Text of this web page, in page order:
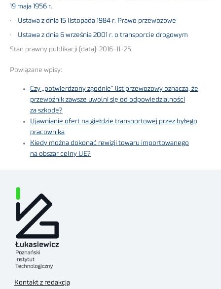
19 maja 1956 r.
• Ustawa z dnia 15 listopada 1984 r. Prawo przewozowe
• Ustawa z dnia 6 września 2001 r. o transporcie drogowym
Stan prawny publikacji (data): 2016-11-25
Powiązane wpisy:
Czy „potwierdzony zgodnie” list przewozowy oznacza, że
przewoźnik zawsze uwolni się od odpowiedzialności
za szkodę?
Ujawnianie ofert na giełdzie transportowej przez byłego
pracownika
Kiedy można dokonać rewizji towaru importowanego
na obszar celny UE?
Kontakt z redakcją